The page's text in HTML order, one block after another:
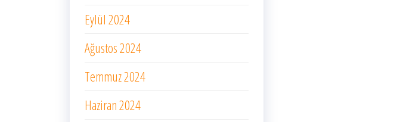
Eylül 2024
Ağustos 2024
Temmuz 2024
Haziran 2024